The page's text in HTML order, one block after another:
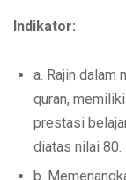
Indikator:
a. Rajin dalam
quran, memiliki
prestasi
diatas nilai 80.
b.